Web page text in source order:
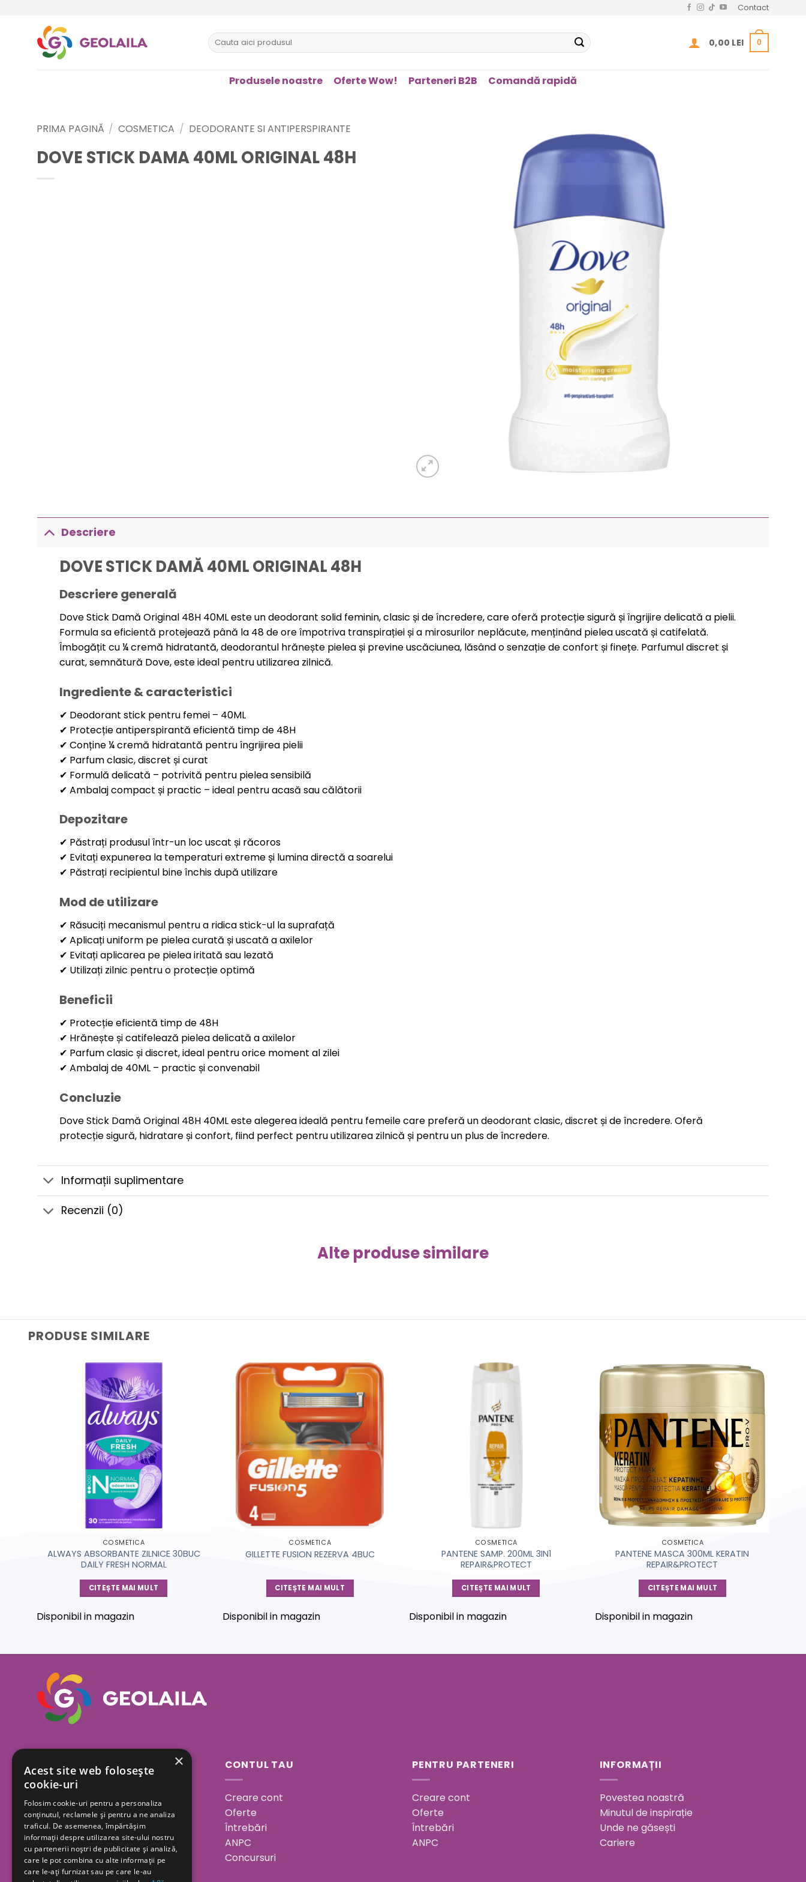
conținut
Contact
Caută
după:
0,00 LEI 0
Produsele noastre Oferte Wow! Parteneri B2B Comandă rapidă
PRIMA PAGINĂ / COSMETICA / DEODORANTE SI ANTIPERSPIRANTE
DOVE STICK DAMA 40ML ORIGINAL 48H
Descriere
DOVE STICK DAMĂ 40ML ORIGINAL 48H
Descriere generală
Dove Stick Damă Original 48H 40ML este un deodorant solid feminin, clasic și de încredere, care oferă protecție sigură și îngrijire delicată a pielii.
Formula sa eficientă protejează până la 48 de ore împotriva transpirației și a mirosurilor neplăcute, menținând pielea uscată și catifelată.
Îmbogățit cu ¼ cremă hidratantă, deodorantul hrănește pielea și previne uscăciunea, lăsând o senzație de confort și finețe. Parfumul discret și
curat, semnătură Dove, este ideal pentru utilizarea zilnică.
Ingrediente & caracteristici
✔ Deodorant stick pentru femei – 40ML
✔ Protecție antiperspirantă eficientă timp de 48H
✔ Conține ¼ cremă hidratantă pentru îngrijirea pielii
✔ Parfum clasic, discret și curat
✔ Formulă delicată – potrivită pentru pielea sensibilă
✔ Ambalaj compact și practic – ideal pentru acasă sau călătorii
Depozitare
✔ Păstrați produsul într-un loc uscat și răcoros
✔ Evitați expunerea la temperaturi extreme și lumina directă a soarelui
✔ Păstrați recipientul bine închis după utilizare
Mod de utilizare
✔ Răsuciți mecanismul pentru a ridica stick-ul la suprafață
✔ Aplicați uniform pe pielea curată și uscată a axilelor
✔ Evitați aplicarea pe pielea iritată sau lezată
✔ Utilizați zilnic pentru o protecție optimă
Beneficii
✔ Protecție eficientă timp de 48H
✔ Hrănește și catifelează pielea delicată a axilelor
✔ Parfum clasic și discret, ideal pentru orice moment al zilei
✔ Ambalaj de 40ML – practic și convenabil
Concluzie
Dove Stick Damă Original 48H 40ML este alegerea ideală pentru femeile care preferă un deodorant clasic, discret și de încredere. Oferă
protecție sigură, hidratare și confort, fiind perfect pentru utilizarea zilnică și pentru un plus de încredere.
Informații suplimentare
Recenzii (0)
Alte produse similare
PRODUSE SIMILARE
COSMETICA
ALWAYS ABSORBANTE ZILNICE 30BUC
DAILY FRESH NORMAL
CITEȘTE MAI MULT
Disponibil in magazin
COSMETICA
GILLETTE FUSION REZERVA 4BUC
CITEȘTE MAI MULT
Disponibil in magazin
COSMETICA
PANTENE SAMP. 200ML 3IN1
REPAIR&PROTECT
CITEȘTE MAI MULT
Disponibil in magazin
COSMETICA
PANTENE MASCA 300ML KERATIN
REPAIR&PROTECT
CITEȘTE MAI MULT
Disponibil in magazin
Sos. Bucuresti - Urziceni
23A, Afumati, Ilfov
Program:
Luni - Vineri 08.00 - 18.00
Sâmbătă 08.00 - 15.00
Duminica închis
CONTUL TAU
Creare cont
Oferte
Întrebări
ANPC
Concursuri
PENTRU PARTENERI
Creare cont
Oferte
Întrebări
ANPC
INFORMAȚII
Povestea noastră
Minutul de inspirație
Unde ne găsești
Cariere
×
Acest site web folosește
cookie-uri
Folosim cookie-uri pentru a personaliza
conținutul, reclamele și pentru a ne analiza
traficul. De asemenea, împărtășim
informații despre utilizarea site-ului nostru
cu partenerii noștri de publicitate și analiză,
care le pot combina cu alte informații pe
care le-ați furnizat sau pe care le-au